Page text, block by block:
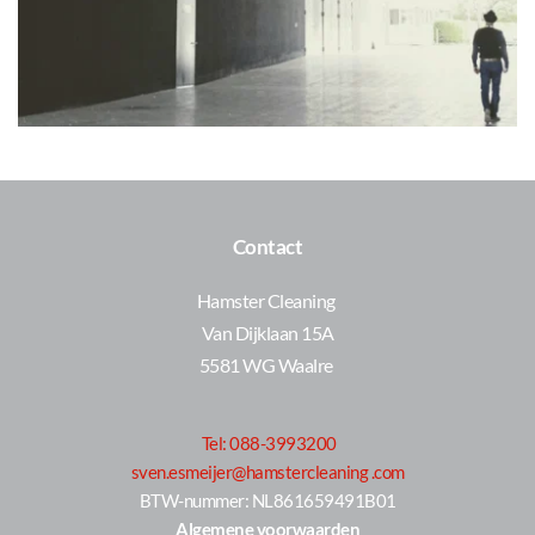
Contact
Hamster Cleaning
Van Dijklaan 15A
5581 WG Waalre
Tel: 088-3993200
sven.esmeijer@hamstercleaning .com
BTW-nummer: NL861659491B01
Algemene voorwaarden